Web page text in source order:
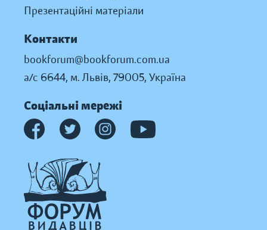
Презентаційні матеріали
Контакти
bookforum@bookforum.com.ua
а/с 6644, м. Львів, 79005, Україна
Соціальні мережі